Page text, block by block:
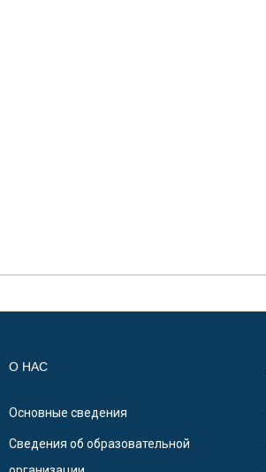
О НАС
Основные сведения
Сведения об образовательной